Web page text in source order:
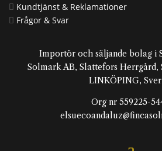
 Kundtjänst & Reklamationer
 Frågor & Svar
Importör och säljande bolag i
Solmark AB, Slattefors Herrgård,
LINKÖPING,
Org nr 559225-